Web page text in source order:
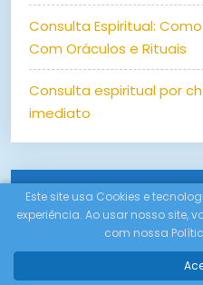
Consulta Espiritual:
Com Oráculos e Rituais
Consulta espiritual por
imediato
Este site usa Cookies e
experiência. Ao usar nosso site,
com nossa